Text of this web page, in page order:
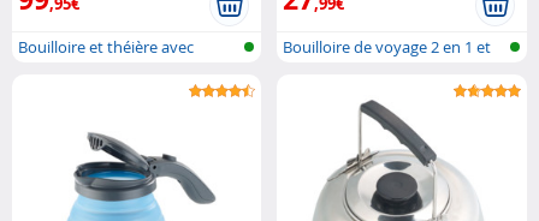
Bouilloire et théière avec
Bouilloire de voyage 2 en 1 et